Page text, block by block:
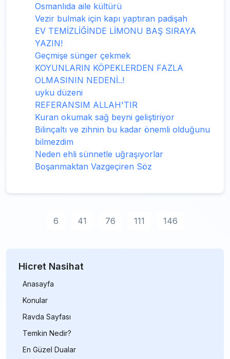
Osmanlıda aile kültürü
Vezir bulmak için kapı yaptıran padişah
EV TEMİZLİĞİNDE LİMONU BAŞ SIRAYA
YAZIN!
Geçmişe sünger çekmek
KOYUNLARIN KÖPEKLERDEN FAZLA
OLMASININ NEDENİ..!
uyku düzeni
REFERANSIM ALLAH'TIR
Kuran okumak sağ beyni geliştiriyor
Bilinçaltı ve zihnin bu kadar önemli olduğunu
bilmezdim
Neden ehli sünnetle uğraşıyorlar
Boşanmaktan Vazgeçiren Söz
6 41 76 111 146
Hicret Nasihat
Anasayfa
Konular
Ravda Sayfası
Temkin Nedir?
En Güzel Dualar